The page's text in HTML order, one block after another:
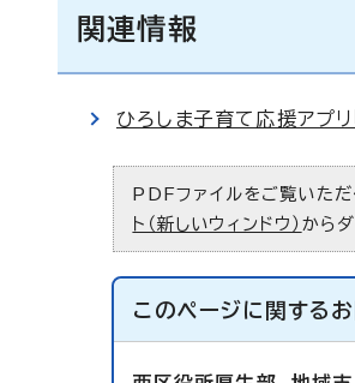
関連情報
ひろしま子育て応援アプリ
PDFファイルをご覧いただ
ト（新しいウィンドウ） からダ
このページに関する